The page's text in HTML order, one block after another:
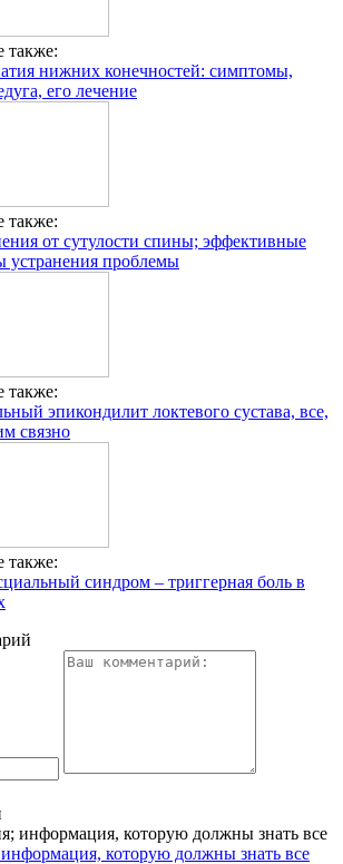
также:
нижних конечностей: симптомы,
его лечение
также:
от сутулости спины; эффективные
устранения проблемы
также:
эпикондилит локтевого сустава, все,
связно
также:
синдром – триггерная боль в
которую должны знать все